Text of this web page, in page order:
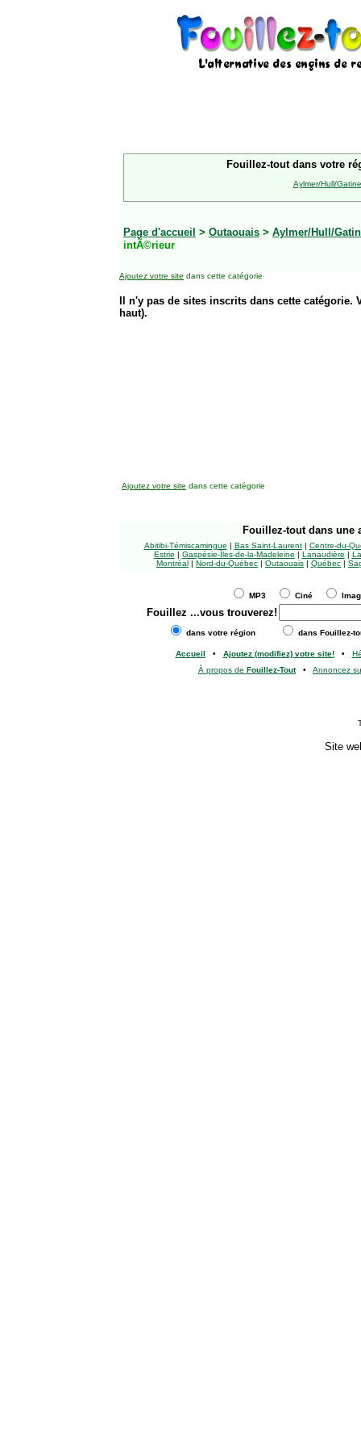
Fouillez-tout dans votre
Aylmer/Hull/
Page d'accueil > Outaouais > Aylmer/Hull/
intÃ©rieur
Ajoutez votre site dans cette catégorie
Il n'y pas de sites inscrits dans cette
haut).
Ajoutez votre site dans cette catégorie
Fouillez-tout dans une
Abitibi-Témiscamingue | Bas Saint-Laurent| Centre-du-
Estrie | Gaspésie-Îles-de-la-Madeleine | Lanaudière |
Montréal | Nord-du-Québec | Outaouais | Québec |
MP3 Ciné
Fouillez ...vous trouverez!
dans votre région dans Fouillez-
Accueil • Ajoutez (modifiez) votre site!•
À propos de Fouillez-Tout• Annoncez
Site